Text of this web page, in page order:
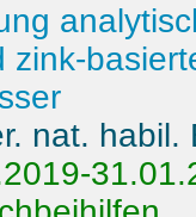
zink-
nat.